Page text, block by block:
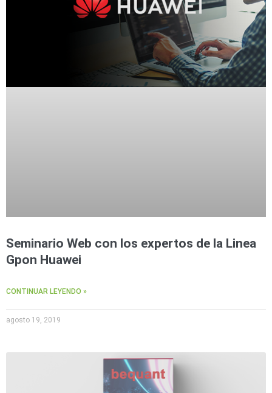
Seminario Web con los expertos de la Linea
Gpon Huawei
CONTINUAR LEYENDO »
agosto 19, 2019